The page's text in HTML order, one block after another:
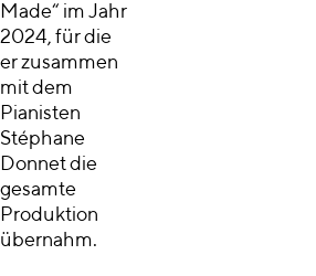
Made“ im Jahr
2024, für die
er zusammen
mit dem
Pianisten
Stéphane
Donnet die
gesamte
Produktion
übernahm.